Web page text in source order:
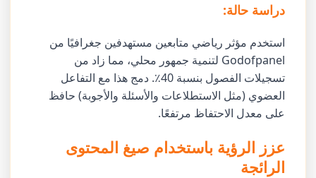
دراسة حالة:
استخدم مؤثر رياضي متابعين مستهدفين جغرافيًا من
Godofpanel لتنمية جمهور محلي، مما زاد من
تسجيلات الفصول بنسبة 40٪. دمج هذا مع التفاعل
العضوي (مثل الاستطلاعات والأسئلة والأجوبة) حافظ
على معدل الاحتفاظ مرتفعًا.
عزز الرؤية باستخدام صيغ المحتوى
الرائجة